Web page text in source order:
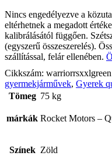
Nincs engedélyezve a
eltérhetnek a megadott
kalibrálásától függően.
(egyszerű összeszerelés).
szállítással, felár ellenében.
Cikkszám: warriorrsxxlgreen
gyermekjárművek, Gyerek
Tömeg 75 kg
márkák Rocket Motors –
Színek Zöld